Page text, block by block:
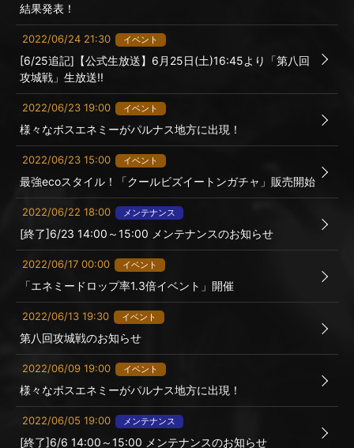
結果発表！
2022/06/24 21:30 イベント
[6/25追記]【公式生放送】6月25日(土)16:45より「第八回
攻城戦」生放送!!
2022/06/23 19:00 イベント
様々なボスエネミーがパルナス地方に出現！
2022/06/23 15:00 イベント
最強ecoスタイル！「クールビズイートンガチャ」販売開始
2022/06/22 18:00 メンテナンス
[終了]6/23 14:00～15:00 メンテナンスのお知らせ
2022/06/17 00:00 イベント
「エネミードロップ率1.3倍イベント」開催
2022/06/13 19:30 イベント
第八回攻城戦のお知らせ
2022/06/09 19:00 イベント
様々なボスエネミーがパルナス地方に出現！
2022/06/05 19:00 メンテナンス
[終了]6/6 14:00～15:00 メンテナンスのお知らせ